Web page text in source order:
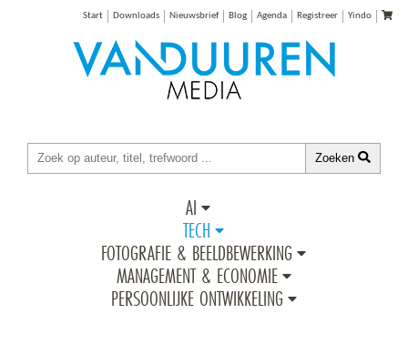
Start Downloads Nieuwsbrief Blog Agenda Registreer Yindo
Zoeken
AI
TECH
FOTOGRAFIE & BEELDBEWERKING
MANAGEMENT & ECONOMIE
PERSOONLIJKE ONTWIKKELING